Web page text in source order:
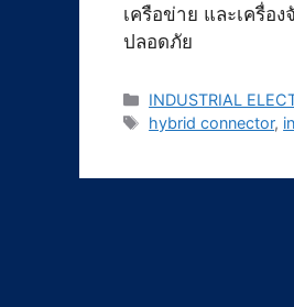
เครือข่าย และเครื่อ
ปลอดภัย
Categories
INDUSTRIAL
Tags
hybrid connector,